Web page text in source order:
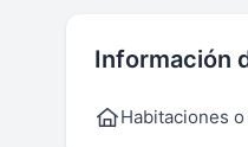
Información
Habitaciones